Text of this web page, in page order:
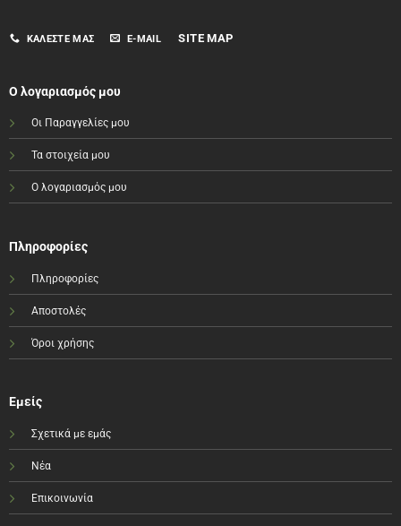
ΚΑΛΈΣΤΕ ΜΑΣ E-MAIL SITE MAP
Ο λογαριασμός μου
Οι Παραγγελίες μου
Τα στοιχεία μου
Ο λογαριασμός μου
Πληροφορίες
Πληροφορίες
Αποστολές
Όροι χρήσης
Εμείς
Σχετικά με εμάς
Νέα
Επικοινωνία